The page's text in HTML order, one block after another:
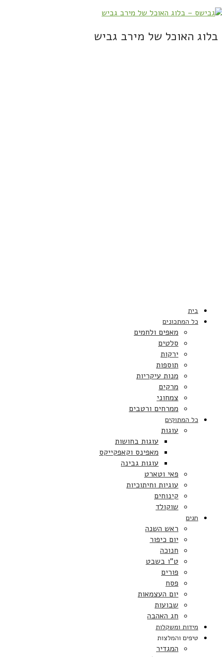
בלוג האוכל של מירב גביש
בית
כל המתכונים
מאפים ולחמים
סלטים
ירקות
תוספות
מנות עיקריות
מרקים
צמחוני
ממרחים ורטבים
כל המתוקים
עוגות
עוגות בחושות
מאפינס וקאפקייקס
עוגות גבינה
פאי וטארט
עוגיות וחיתוכיות
קינוחים
שוקולד
חגים
ראש השנה
יום כיפור
חנוכה
ט”ו בשבט
פורים
פסח
יום העצמאות
שבועות
חג האהבה
מידות ומשקלות
טיפים והמלצות
המגדיר